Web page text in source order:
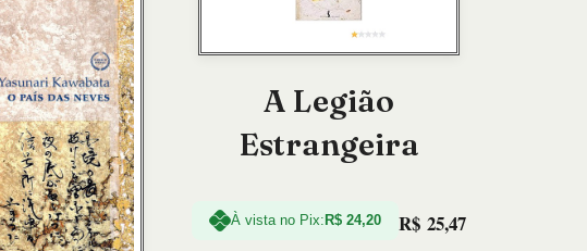
A Legião
Estrangeira
À vista no Pix: R$ 24,20 R$ 25,47